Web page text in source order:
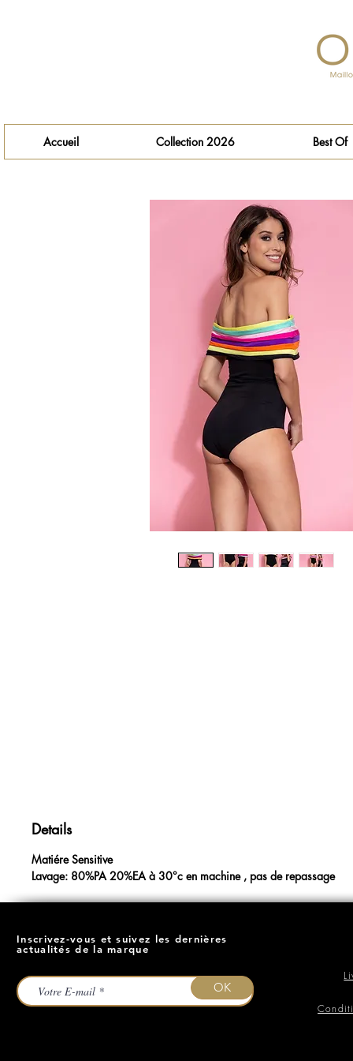
Accueil Collection 2026 Best Of
Details
Matiére Sensitive
Lavage: 80%PA 20%EA à 30°c en machine , pas de repassage
Inscrivez-vous et suivez les dernières
actualités de la marque
OK